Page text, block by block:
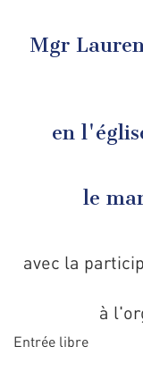
Mgr
en
le
avec la
à
Entrée libre